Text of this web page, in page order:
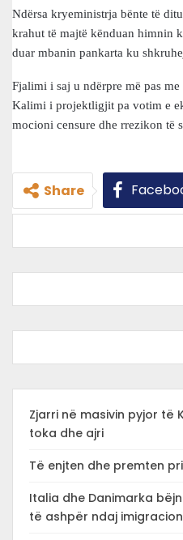
Ndërsa kryeministrja bënte të
krahut të majtë kënduan himnin
duar mbanin pankarta ku
Fjalimi i saj u ndërpre më pas
Kalimi i projektligjit pa votim e
mocioni censure dhe rrezikon të
Share
Zjarri në masivin pyjor të
toka dhe ajri
Të enjten dhe premten
Italia dhe Danimarka
të ashpër ndaj